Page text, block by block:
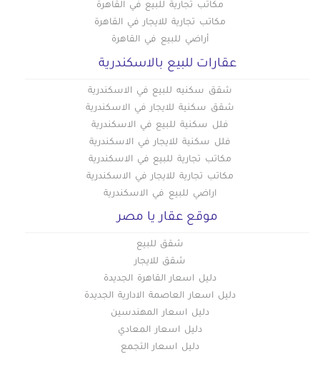
مكاتب تجارية للبيع في القاهرة
مكاتب تجارية للايجار في القاهرة
أراضي للبيع في القاهرة
عقارات للبيع بالاسكندرية
شقق سكنيه للبيع في الاسكندرية
شقق سكنية للايجار في الاسكندرية
فلل سكنية للبيع في الاسكندرية
فلل سكنية للايجار في الاسكندرية
مكاتب تجارية للبيع في الاسكندرية
مكاتب تجارية للايجار في الاسكندرية
اراضي للبيع في الاسكندرية
موقع عقار يا مصر
شقق للبيع
شقق للايجار
دليل اسعار القاهرة الجديدة
دليل اسعار العاصمة الادارية الجديدة
دليل اسعار المهندسين
دليل اسعار المعادي
دليل اسعار التجمع